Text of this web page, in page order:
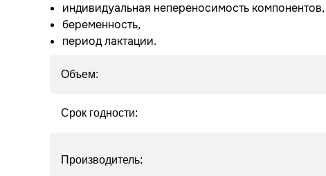
индивидуальная непереносимость компонентов,
беременность,
период лактации.
Объем:
Срок годности:
Производитель: